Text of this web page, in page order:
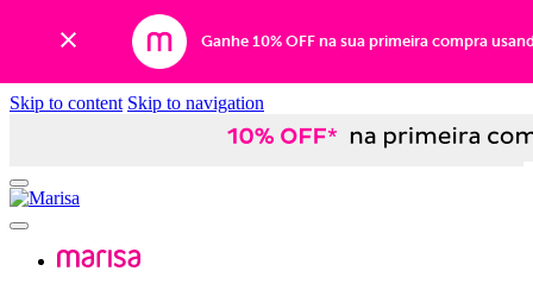
Ganhe 10% OFF na sua primeira compra
Skip to content Skip to navigation